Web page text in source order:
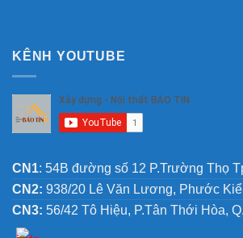
KÊNH YOUTUBE
CN1: 54B đường số 12 P.Trường Thọ
CN2: 938/20 Lê Văn Lương, Phước
CN3: 56/42 Tô Hiệu, P.Tân Thới Hòa,